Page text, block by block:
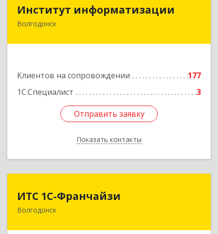
Институт информатизации
Волгодонск
Клиентов на сопровождении
177
1С:Специалист
3
Отправить заявку
Показать контакты
347383, Ростовская обл, Волгодонск г, Маршала
Отправить заявку
Назад
ИТС 1С-Франчайзи
Волгодонск
ИТС 1С-Франчайзи
347380, Ростовская обл, Волгодонск г, Гагарина